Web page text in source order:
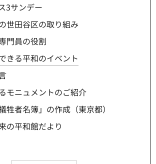
3サンデー
世田谷区の取り組み
門員の役割
きる平和のイベント
モニュメントのご紹介
牲者名簿」の作成（東京都）
の平和館だより